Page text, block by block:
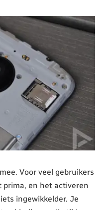
Voor veel gebruikers
en het activeren
ingewikkelder. Je